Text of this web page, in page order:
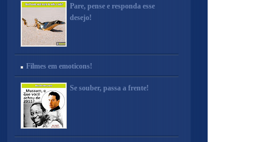
Pare, pense e responda esse
desejo!
Filmes em emoticons!
Se souber, passa a frente!